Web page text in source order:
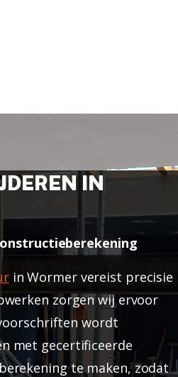
IN
in Wormer vereist precisie
zorgen wij ervoor
wordt
met gecertificeerde
te maken, zodat